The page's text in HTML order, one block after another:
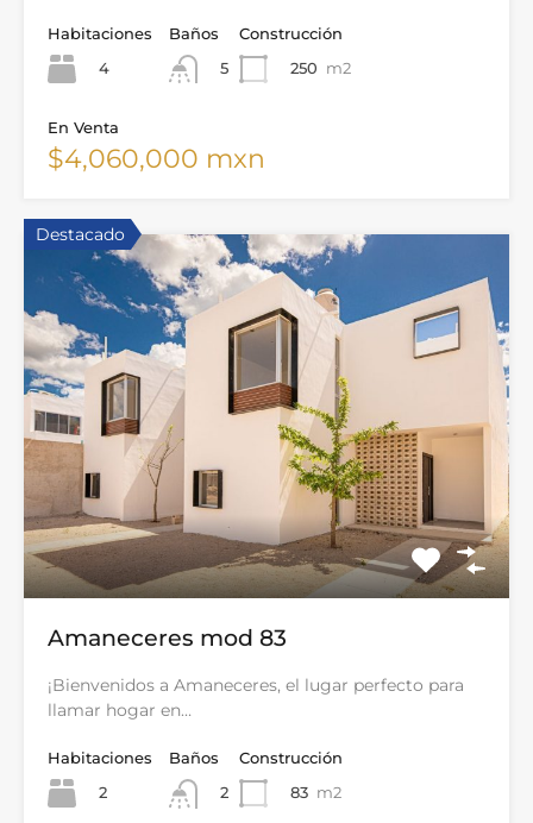
Habitaciones
4
Baños
5
Construcción
250 m2
En Venta
$4,060,000 mxn
Destacado
Amaneceres mod 83
¡Bienvenidos a Amaneceres, el lugar perfecto para
llamar hogar en…
Habitaciones
2
Baños
2
Construcción
83 m2